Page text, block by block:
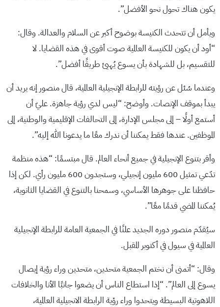
يكون هناك تحول نحو الأفضل”.
ويأمل أن تتحدث الكنيسة بوضوح أكبر عن السلام والعدالة. وقال:
“أود أن يكون للكنيسة العالمية صوت أقوى في هذه القضايا. لا
للتقسيم، بل للشهادة بأن يسوع يُهيئ طريقًا أفضل”.
وعندما سُئل عن رؤيته للرابطة الإنجيلية العالمية، قال منصور إنه يريد أن
يبدأ بموقف الإنصات. وأوضح: “ليس لدي رؤية جاهزة. عليّ أن
أستمع أولًا – إلى مجلس الإدارة، إلى التحالفات الإقليمية والوطنية، إلى
الموظفين. عندها فقط يمكننا أن ندرك معًا ما يدعونا الله إليه”.
وأقر بتنوع الإنجيلية في جميع أنحاء العالم. قال مبتسمًا: “هذه منظمة
تدّعي تمثيل 600 مليون إنجيلي، وستجدون 600 مليون رأي. لكن إذا
حافظنا على جوهرها الأساسي، وسمحنا بالتنوع في القضايا الثانوية،
يُمكننا المضي قدمًا معًا”.
سيُقدّم منصور دوره الجديد علنًا في الجمعية العامة للرابطة الإنجيلية
العالمية في سيول في أكتوبر المقبل.
وقال: “أتمنى أن نختم الجمعية متحدين، متحدين وراء رؤية إيصال
يسوع إلى العالم”. “إذا استطاع الناس أن يضعوا جانبًا الأنا والخلافات
اللاهوتية البسيطة ويتحدوا وراء رؤية الرابطة الانجيلية العالمية،